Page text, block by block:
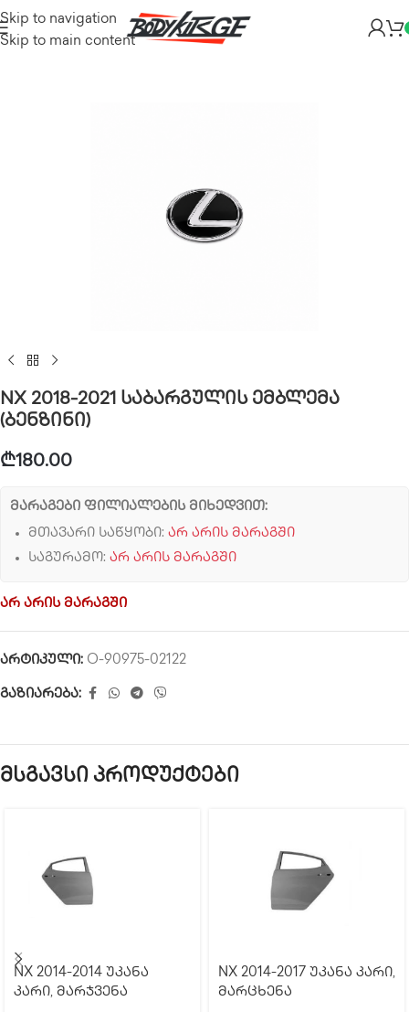
Skip to navigation
Skip to main content
NX 2018-2021 საბარგულის ემბლემა
(ბენზინი)
₾180.00
მარაგები ფილიალების მიხედვით:
მთავარი საწყობი: არ არის მარაგში
საგურამო: არ არის მარაგში
არ არის მარაგში
არტიკული: O-90975-02122
გაზიარება:
მსგავსი პროდუქტები
NX 2014-2014 უკანა
კარი, მარჯვენა
NX 2014-2017 უკანა კარი,
მარცხენა